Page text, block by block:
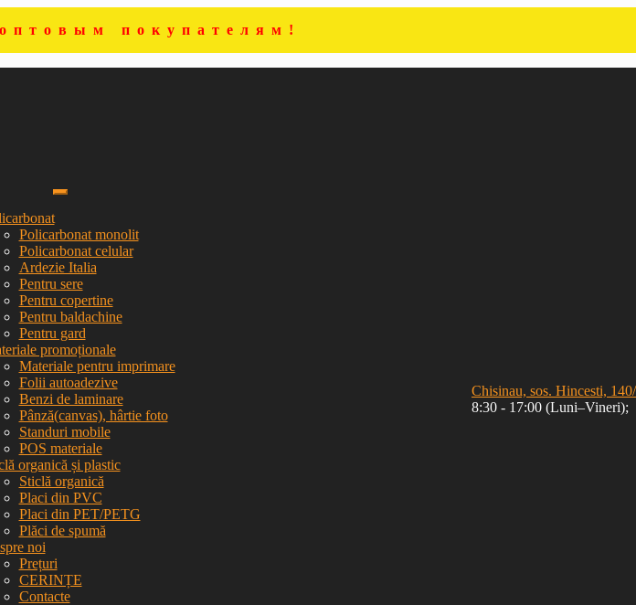
покупателям!
Policarbonat monolit
Policarbonat celular
Ardezie Italia
Pentru sere
Pentru copertine
Pentru baldachine
Pentru gard
promoționale
Materiale pentru imprimare
Folii autoadezive
Benzi de laminare
Pânză(canvas), hârtie foto
Standuri mobile
POS materiale
organică și plastic
Sticlă organică
Placi din PVC
Placi din PET/PETG
Plăci de spumă
noi
Prețuri
CERINȚE
Contacte
Chisinau, sos. Hincesti,
8:30 - 17:00 (Luni–Vineri);